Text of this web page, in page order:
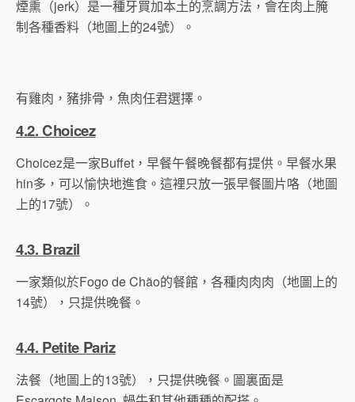
煙熏（jerk）是一種牙買加本土的烹調方法，會在肉上腌
制各種香料（地圖上的24號）。
有雞肉，豬排骨，魚肉任君選擇。
4.2. Choicez
Choicez是一家Buffet，早餐午餐晚餐都有提供。早餐水果
hin多，可以愉快地進食。這裡只放一張早餐圖片咯（地圖
上的17號）。
4.3. Brazil
一家類似於Fogo de Chão的餐館，各種肉肉肉（地圖上的
14號），只提供晚餐。
4.4. Petite Pariz
法餐（地圖上的13號），只提供晚餐。圖裏面是